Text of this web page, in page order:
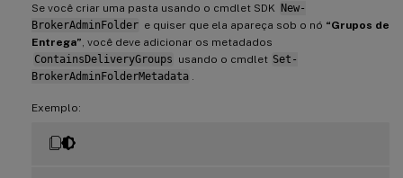
Se você criar uma pasta usando o cmdlet SDK New-
BrokerAdminFolder e quiser que ela apareça sob o nó “Grupos de
Entrega” , você deve adicionar os metadados
ContainsDeliveryGroups usando o cmdlet Set-
BrokerAdminFolderMetadata
Exemplo: